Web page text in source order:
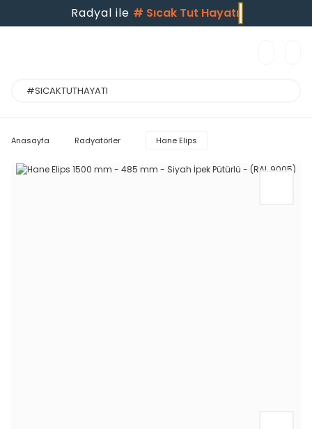
Radyal ile # Sıcak Tut Hayatı
Anasayfa Radyatörler Hane Elips